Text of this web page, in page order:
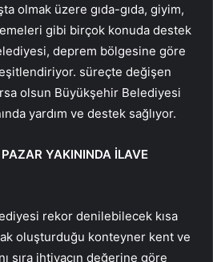
olmak üzere gıda-gıda, giyim,
gibi birçok konuda destek
deprem bölgesine göre
süreçte değişen
olsun Büyükşehir Belediyesi
yardım ve destek sağlıyor.
YAKININDA İLAVE
rekor denilebilecek kısa
oluşturduğu konteyner kent ve
sıra ihtiyacın değerine göre